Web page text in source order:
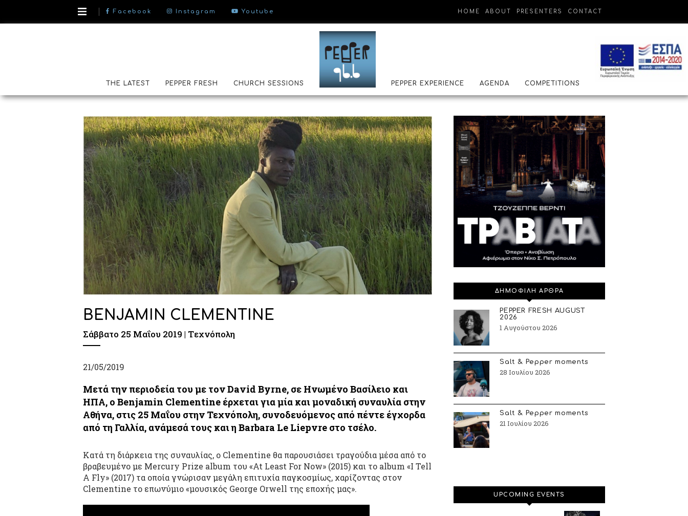
Facebook Instagram Youtube HOME ABOUT PRESENTERS CONTACT
THE LATEST PEPPER FRESH CHURCH SESSIONS PEPPER EXPERIENCE AGENDA COMPETITIONS
BENJAMIN CLEMENTINE
Σάββατο 25 Μαΐου 2019 | Tεχνόπολη
21/05/2019
Μετά την περιοδεία του με τονDavid Byrne, σε Ηνωμένο Βασίλειο και
ΗΠΑ, ο Benjamin Clementine έρχεται για μία και μοναδική συναυλία στην
Αθήνα, στις 25 Μαΐου στην Τεχνόπολη, συνοδευόμενος από πέντε έγχορδα
από τη Γαλλία, ανάμεσά τους και η Barbara Le Liepvre στο τσέλο.
Κατά τη διάρκεια της συναυλίας, ο Clementine θα παρουσιάσει τραγούδια μέσα από το
βραβευμένο με Mercury Prize album του «At Least For Now» (2015) και το album «I Tell
A Fly» (2017) τα οποία γνώρισαν μεγάλη επιτυχία παγκοσμίως, χαρίζοντας στον
Clementine το επωνύμιο «μουσικός George Orwell της εποχής μας».
ΔΗΜΟΦΙΛΗ ΑΡΘΡΑ
PEPPER FRESH AUGUST
2026
1 Αυγούστου 2026
Salt & Pepper moments
28 Ιουλίου 2026
Salt & Pepper moments
21 Ιουλίου 2026
UPCOMING EVENTS